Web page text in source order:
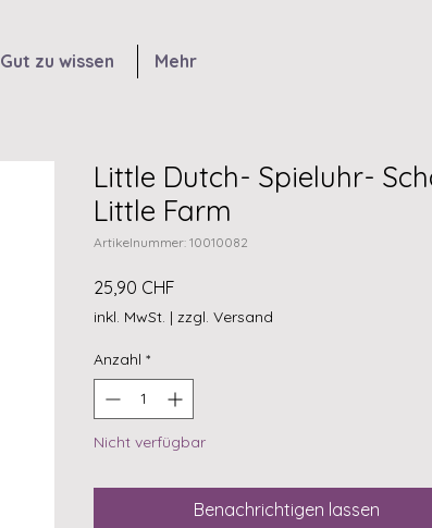
Gut zu wissen Mehr
Little Dutch- Spieluhr-
Little Farm
Artikelnummer: 10010082
25,90 CHF
inkl. MwSt. | zzgl. Versand
Anzahl *
Nicht verfügbar
Benachrichtigen lassen